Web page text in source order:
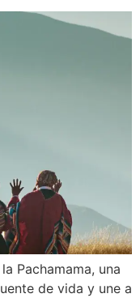
Pachamama, una
de vida y une a